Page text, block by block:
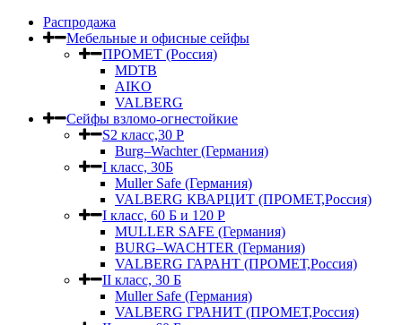
Распродажа
Мебельные и офисные сейфы
ПРОМЕТ (Россия)
MDTB
AIKO
VALBERG
Сейфы взломо-огнестойкие
S2 класс,30 Р
Burg–Wachter (Германия)
I класс, 30Б
Muller Safe (Германия)
VALBERG КВАРЦИТ (ПРОМЕТ,Россия)
I класс, 60 Б и 120 Р
MULLER SAFE (Германия)
BURG–WACHTER (Германия)
VALBERG ГАРАНТ (ПРОМЕТ,Россия)
II класс, 30 Б
Muller Safe (Германия)
VALBERG ГРАНИТ (ПРОМЕТ,Россия)